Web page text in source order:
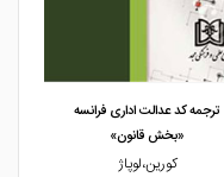
مشاهده و خرید
ترجمه کد عدالت اداری فرانسه
«بخش قانون»
کورین،لوپاژ